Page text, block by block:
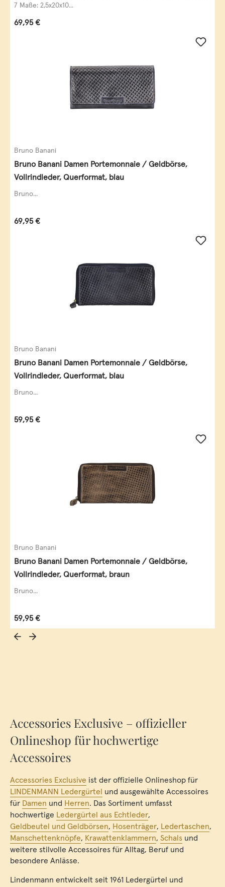
7 Maße: 2,5x20x10...
Regulärer Preis:
69,95 €
Bruno Banani
Bruno Banani Damen Portemonnaie / Geldbörse,
Vollrindleder, Querformat, blau
Bruno...
Regulärer Preis:
69,95 €
Bruno Banani
Bruno Banani Damen Portemonnaie / Geldbörse,
Vollrindleder, Querformat, blau
Bruno...
Regulärer Preis:
59,95 €
Bruno Banani
Bruno Banani Damen Portemonnaie / Geldbörse,
Vollrindleder, Querformat, braun
Bruno...
Regulärer Preis:
59,95 €
Accessories Exclusive – offizieller
Onlineshop für hochwertige
Accessoires
Accessories Exclusive ist der offizielle Onlineshop für
LINDENMANN Ledergürtel und ausgewählte Accessoires
für Damen und Herren. Das Sortiment umfasst
hochwertige Ledergürtel aus Echtleder,
Geldbeutel und Geldbörsen, Hosenträger, Ledertaschen,
Manschettenknöpfe, Krawattenklammern, Schals und
weitere stilvolle Accessoires für Alltag, Beruf und
besondere Anlässe.
Lindenmann entwickelt seit 1961 Ledergürtel und